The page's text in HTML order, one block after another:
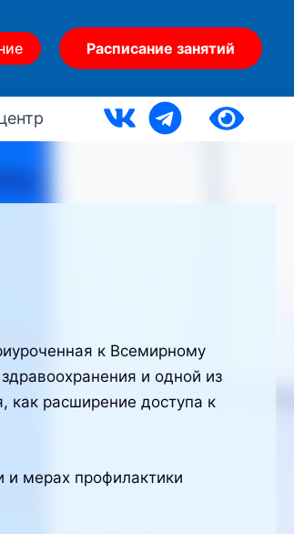
Расписание занятий
к Всемирному
и одной из
как расширение доступа к
и мерах профилактики